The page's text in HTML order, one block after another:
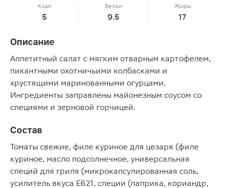
Ккал
5
Белки
9.5
Жиры
17
Описание
Аппетитный салат с мягким отварным картофелем,
пикантными охотничьими колбасками и
хрустящими маринованными огурцами.
Ингредиенты заправлены майонезным соусом со
специями и зерновой горчицей.
Состав
Томаты свежие, филе куриное для цезаря (филе
куриное, масло подсолнечное, универсальная
специй для гриля (микрокапсулированная соль,
усилитель вкуса Е621, специи (паприка, кориандр,